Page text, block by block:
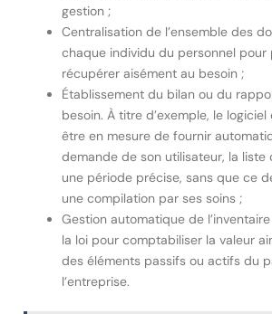
gestion ;
Centralisation de l’ensemble des
chaque individu du personnel pour
récupérer aisément au besoin ;
Établissement du bilan ou du
besoin. À titre d’exemple, le
être en mesure de fournir
demande de son utilisateur, la liste
une période précise, sans que ce
une compilation par ses soins ;
Gestion automatique de
la loi pour comptabiliser la valeur
des éléments passifs ou actifs du
l’entreprise.